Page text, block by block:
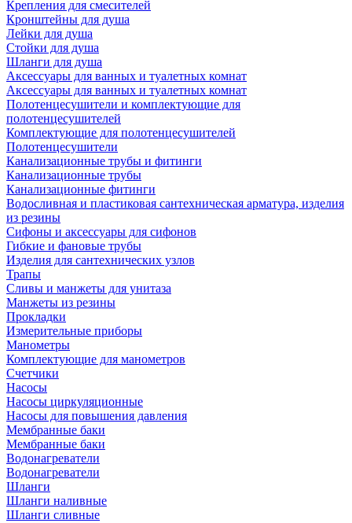
Крепления для смесителей
Кронштейны для душа
Лейки для душа
Стойки для душа
Шланги для душа
Аксессуары для ванных и туалетных комнат
Аксессуары для ванных и туалетных комнат
Полотенцесушители и комплектующие для
полотенцесушителей
Комплектующие для полотенцесушителей
Полотенцесушители
Канализационные трубы и фитинги
Канализационные трубы
Канализационные фитинги
Водосливная и пластиковая сантехническая арматура, изделия
из резины
Сифоны и аксессуары для сифонов
Гибкие и фановые трубы
Изделия для сантехнических узлов
Трапы
Сливы и манжеты для унитаза
Манжеты из резины
Прокладки
Измерительные приборы
Манометры
Комплектующие для манометров
Счетчики
Насосы
Насосы циркуляционные
Насосы для повышения давления
Мембранные баки
Мембранные баки
Водонагреватели
Водонагреватели
Шланги
Шланги наливные
Шланги сливные